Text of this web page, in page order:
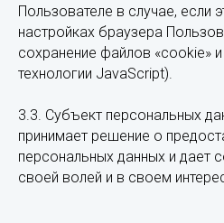
Пользователе в случае, если
настройках браузера
сохранение файлов «cookie»
технологии JavaScript).
3.3. Субъект персональных
принимает решение о
персональных данных и дает
своей волей и в своем